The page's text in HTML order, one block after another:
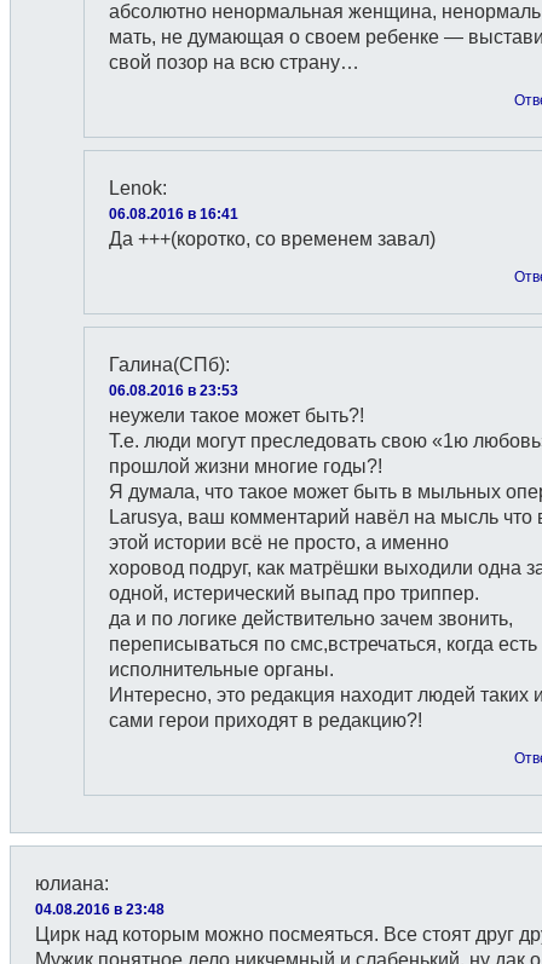
абсолютно ненормальная женщина,
мать, не думающая о своем ребенке —
свой позор на всю страну…
Lenok:
06.08.2016 в 16:41
Да +++(коротко, со временем завал)
Галина(СПб):
06.08.2016 в 23:53
неужели такое может быть?!
Т.е. люди могут преследовать свою «1ю
прошлой жизни многие годы?!
Я думала, что такое может быть в мыльных
Larusya, ваш комментарий навёл на мысль что
этой истории всё не просто, а именно
хоровод подруг, как матрёшки выходили одна
одной, истерический выпад про триппер.
да и по логике действительно зачем звонить,
переписываться по смс,встречаться, когда есть
исполнительные органы.
Интересно, это редакция находит людей таких
сами герои приходят в редакцию?!
юлиана:
04.08.2016 в 23:48
Цирк над которым можно посмеяться. Все стоят друг
Мужик понятное дело никчемный и слабенький, ну дак